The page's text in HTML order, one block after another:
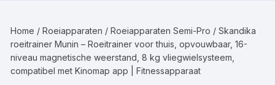
Home /Roeiapparaten /Roeiapparaten Semi-Pro / Skandika
roeitrainer Munin – Roeitrainer voor thuis, opvouwbaar, 16-
niveau magnetische weerstand, 8 kg vliegwielsysteem,
compatibel met Kinomap app | Fitnessapparaat